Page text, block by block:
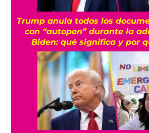
Trump anula todos los
con “autopen” durante la
Biden: qué significa y por